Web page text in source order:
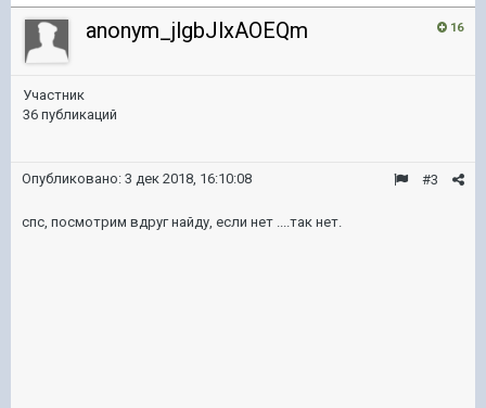
16
anonym_jlgbJlxAOEQm
Участник
36 публикаций
#3
Опубликовано: 3 дек 2018, 16:10:08
спс, посмотрим вдруг найду, если нет ....так нет.